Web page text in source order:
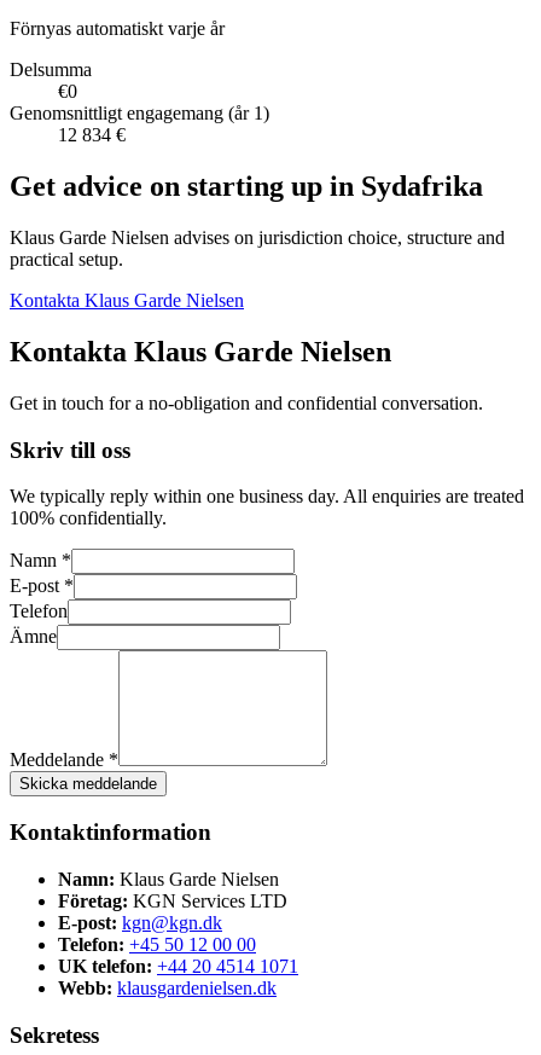
Förnyas automatiskt varje år
Delsumma
€0
Genomsnittligt engagemang (år 1)
12 834 €
Get advice on starting up in Sydafrika
Klaus Garde Nielsen advises on jurisdiction choice, structure and
practical setup.
Kontakta Klaus Garde Nielsen
Kontakta Klaus Garde Nielsen
Get in touch for a no-obligation and confidential conversation.
Skriv till oss
We typically reply within one business day. All enquiries are treated
100% confidentially.
Namn *
E-post *
Telefon
Ämne
Meddelande *
Skicka meddelande
Kontaktinformation
Namn: Klaus Garde Nielsen
Företag: KGN Services LTD
E-post: kgn@kgn.dk
Telefon: +45 50 12 00 00
UK telefon: +44 20 4514 1071
Webb: klausgardenielsen.dk
Sekretess